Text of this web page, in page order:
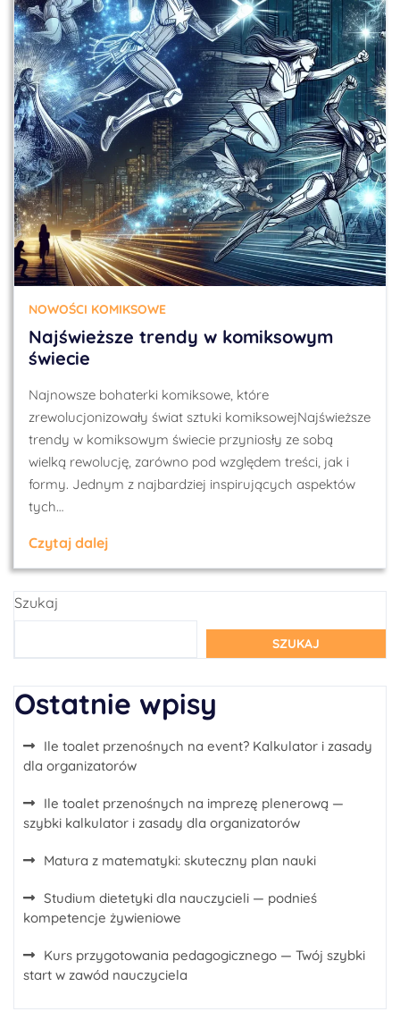
NOWOŚCI KOMIKSOWE
Najświeższe trendy w komiksowym
świecie
Najnowsze bohaterki komiksowe, które
zrewolucjonizowały świat sztuki komiksowejNajświeższe
trendy w komiksowym świecie przyniosły ze sobą
wielką rewolucję, zarówno pod względem treści, jak i
formy. Jednym z najbardziej inspirujących aspektów
tych…
Czytaj dalej
Szukaj
SZUKAJ
Ostatnie wpisy
Ile toalet przenośnych na event? Kalkulator i zasady
dla organizatorów
Ile toalet przenośnych na imprezę plenerową —
szybki kalkulator i zasady dla organizatorów
Matura z matematyki: skuteczny plan nauki
Studium dietetyki dla nauczycieli — podnieś
kompetencje żywieniowe
Kurs przygotowania pedagogicznego — Twój szybki
start w zawód nauczyciela